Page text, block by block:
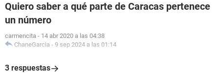
Quiero saber a qué parte de Caracas pertenece
un número
carmencita - 14 abr 2020 a las 04:38
ChaneGarcia - 9 sep 2024 a las 01:14
3 respuestas